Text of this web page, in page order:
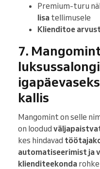
Premium-turu
lisa tellimusele
Klienditoe
7.
kallis
Mangomint on selle
on loodud
kes hindavad
automatiseerimist ja
klienditeekonda